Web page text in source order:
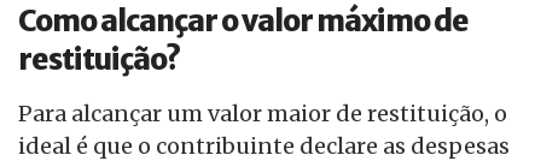
Como alcançar o valor máximo de
restituição?
Para alcançar um valor maior de restituição, o
ideal é que o contribuinte declare as despesas